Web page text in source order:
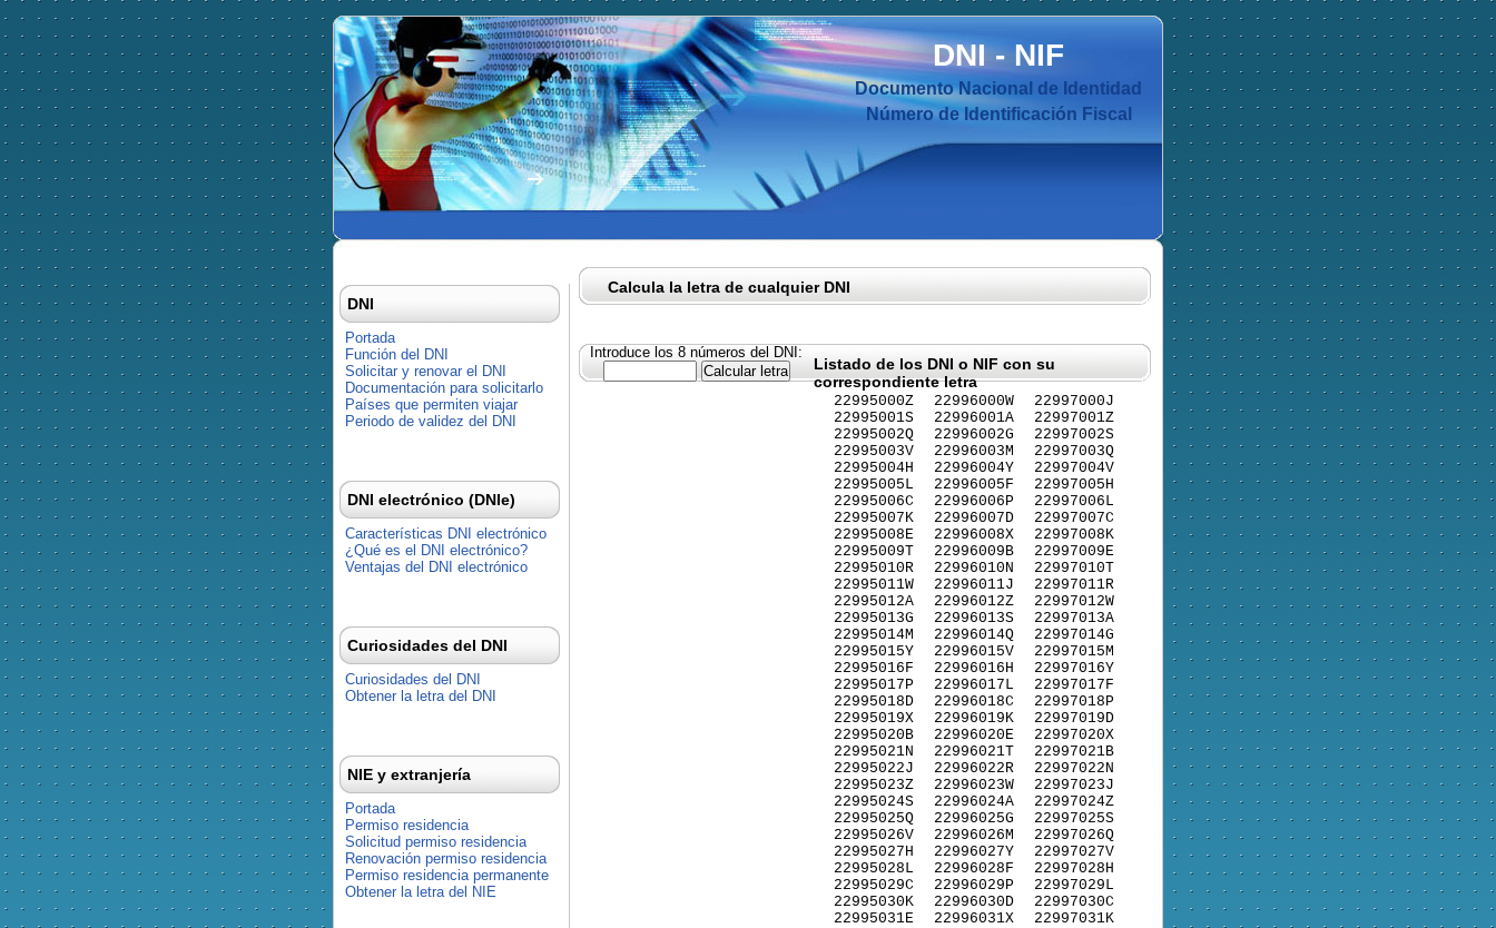
DNI-NIF
Documento Nacional de Identidad
Número de Identificación Fiscal
Calcula la letra de cualquier DNI
Introduce los 8 números del DNI:
Listado de los DNI o NIF con su
correspondiente letra
22995000Z
22995001S
22995002Q
22995003V
22995004H
22995005L
22995006C
22995007K
22995008E
22995009T
22995010R
22995011W
22995012A
22995013G
22995014M
22995015Y
22995016F
22995017P
22995018D
22995019X
22995020B
22995021N
22995022J
22995023Z
22995024S
22995025Q
22995026V
22995027H
22995028L
22995029C
22995030K
22995031E
22996000W
22996001A
22996002G
22996003M
22996004Y
22996005F
22996006P
22996007D
22996008X
22996009B
22996010N
22996011J
22996012Z
22996013S
22996014Q
22996015V
22996016H
22996017L
22996018C
22996019K
22996020E
22996021T
22996022R
22996023W
22996024A
22996025G
22996026M
22996027Y
22996028F
22996029P
22996030D
22996031X
22997000J
22997001Z
22997002S
22997003Q
22997004V
22997005H
22997006L
22997007C
22997008K
22997009E
22997010T
22997011R
22997012W
22997013A
22997014G
22997015M
22997016Y
22997017F
22997018P
22997019D
22997020X
22997021B
22997022N
22997023J
22997024Z
22997025S
22997026Q
22997027V
22997028H
22997029L
22997030C
22997031K
DNI
Portada
Función del DNI
Solicitar y renovar el DNI
Documentación para solicitarlo
Países que permiten viajar
Periodo de validez del DNI
DNI electrónico (DNIe)
Características DNI electrónico
¿Qué es el DNI electrónico?
Ventajas del DNI electrónico
Curiosidades del DNI
Curiosidades del DNI
Obtener la letra del DNI
NIE y extranjería
Portada
Permiso residencia
Solicitud permiso residencia
Renovación permiso residencia
Permiso residencia permanente
Obtener la letra del NIE